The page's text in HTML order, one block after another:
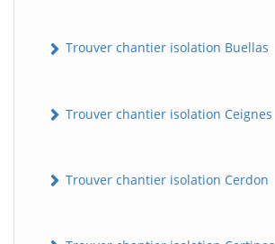
Trouver chantier isolation Buellas
Trouver chantier isolation Ceignes
Trouver chantier isolation Cerdon